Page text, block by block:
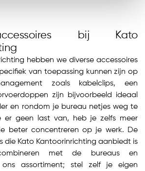
bij Kato
hebben we diverse accessoires
van toepassing kunnen zijn op
zoals kabelclips, een
zijn bijvoorbeeld ideaal
en rondom je bureau netjes weg te
er geen last van, heb je zelfs meer
beter concentreren op je werk. De
die Kato Kantoorinrichting aanbiedt is
met de bureaus en
ons assortiment; stel zelf je eigen